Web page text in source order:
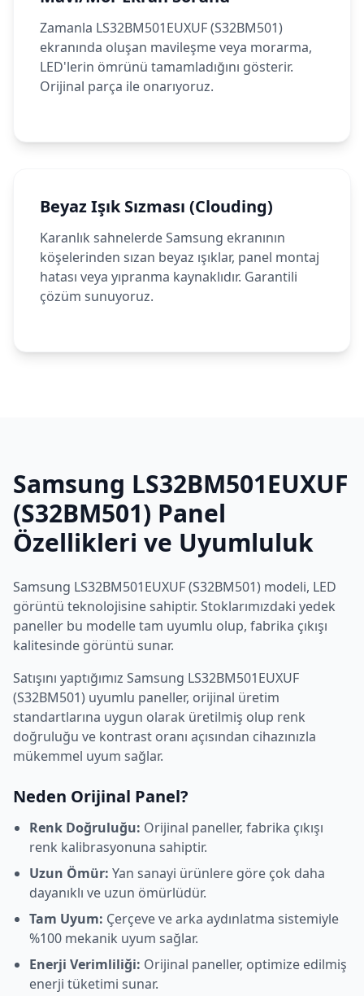
Zamanla LS32BM501EUXUF (S32BM501)
ekranında oluşan mavileşme veya morarma,
LED'lerin ömrünü tamamladığını gösterir.
Orijinal parça ile onarıyoruz.
Beyaz Işık Sızması (Clouding)
Karanlık sahnelerde Samsung ekranının
köşelerinden sızan beyaz ışıklar, panel montaj
hatası veya yıpranma kaynaklıdır. Garantili
çözüm sunuyoruz.
Samsung LS32BM501EUXUF
(S32BM501) Panel
Özellikleri ve Uyumluluk
Samsung LS32BM501EUXUF (S32BM501) modeli, LED
görüntü teknolojisine sahiptir. Stoklarımızdaki yedek
paneller bu modelle tam uyumlu olup, fabrika çıkışı
kalitesinde görüntü sunar.
Satışını yaptığımız Samsung LS32BM501EUXUF
(S32BM501) uyumlu paneller, orijinal üretim
standartlarına uygun olarak üretilmiş olup renk
doğruluğu ve kontrast oranı açısından cihazınızla
mükemmel uyum sağlar.
Neden Orijinal Panel?
Renk Doğruluğu: Orijinal paneller, fabrika çıkışı
renk kalibrasyonuna sahiptir.
Uzun Ömür: Yan sanayi ürünlere göre çok daha
dayanıklı ve uzun ömürlüdür.
Tam Uyum: Çerçeve ve arka aydınlatma sistemiyle
%100 mekanik uyum sağlar.
Enerji Verimliliği: Orijinal paneller, optimize edilmiş
enerji tüketimi sunar.